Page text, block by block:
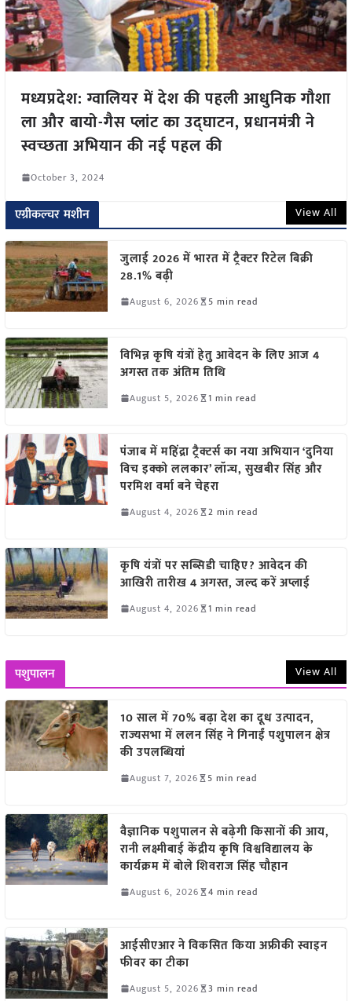
मध्यप्रदेश: ग्वालियर में देश की पहली आधुनिक गौशा
ला और बायो-गैस प्लांट का उद्घाटन, प्रधानमंत्री ने
स्वच्छता अभियान की नई पहल की
October 3, 2024
एग्रीकल्चर मशीन View All
जुलाई 2026 में भारत में ट्रैक्टर रिटेल बिक्री
28.1% बढ़ी
August 6, 2026 5 min read
विभिन्न कृषि यंत्रों हेतु आवेदन के लिए आज 4
अगस्त तक अंतिम तिथि
August 5, 2026 1 min read
पंजाब में महिंद्रा ट्रैक्टर्स का नया अभियान ‘दुनिया
विच इक्को ललकार’ लॉन्च, सुखबीर सिंह और
परमिश वर्मा बने चेहरा
August 4, 2026 2 min read
कृषि यंत्रों पर सब्सिडी चाहिए? आवेदन की
आखिरी तारीख 4 अगस्त, जल्द करें अप्लाई
August 4, 2026 1 min read
पशुपालन View All
10 साल में 70% बढ़ा देश का दूध उत्पादन,
राज्यसभा में ललन सिंह ने गिनाईं पशुपालन क्षेत्र
की उपलब्धियां
August 7, 2026 5 min read
वैज्ञानिक पशुपालन से बढ़ेगी किसानों की आय,
रानी लक्ष्मीबाई केंद्रीय कृषि विश्वविद्यालय के
कार्यक्रम में बोले शिवराज सिंह चौहान
August 6, 2026 4 min read
आईसीएआर ने विकसित किया अफ्रीकी स्वाइन
फीवर का टीका
August 5, 2026 3 min read